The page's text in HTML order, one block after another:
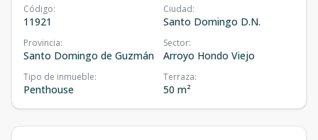
Código:
11921
Ciudad:
Santo Domingo D.N.
Provincia:
Santo Domingo de Guzmán
Sector:
Arroyo Hondo Viejo
Tipo de inmueble:
Penthouse
Terraza:
50 m²